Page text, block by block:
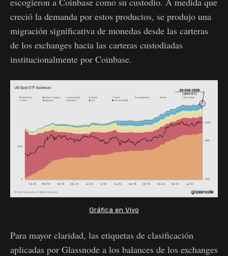
creció la demanda por estos productos, se produjo una
migración significativa de monedas desde las carteras
de los exchanges hacia las carteras custodiadas
institucionalmente por Coinbase.
Gráfica en Vivo
Para mayor claridad, las etiquetas de clasificación
aplicadas por Glassnode a los balances de los exchanges